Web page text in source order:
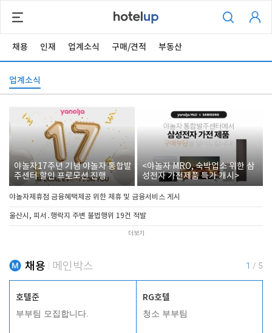
채용 인재 업계소식 구매/견적 부동산
업계소식
야놀자17주년 기념 야놀자 통합발
주센터 할인 프로모션 진행
<야놀자 MRO, 숙박업소 위한 삼
성전자 가전제품 특가 개시>
야놀자제휴점 금융혜택제공 위한 제휴 및 금융서비스 게시
울산시, 피서․행락지 주변 불법행위 19건 적발
더보기
채용 메인박스 1 / 5
호텔준
부부팀 모집합니다.
RG호텔
청소 부부팀